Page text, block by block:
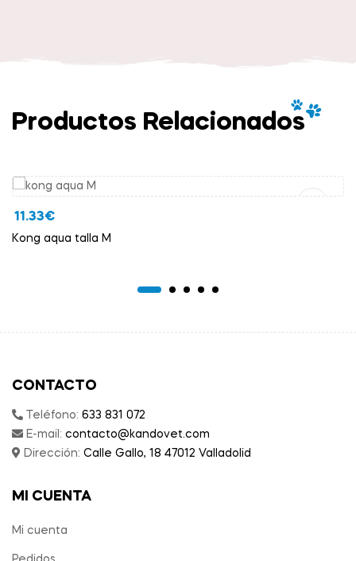
Productos Relacionados
11.33€
Kong aqua talla M
CONTACTO
Teléfono: 633 831 072
E-mail: contacto@kandovet.com
Dirección: Calle Gallo, 18 47012 Valladolid
MI CUENTA
Mi cuenta